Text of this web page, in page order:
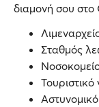
διαμονή σου
Σταθμός